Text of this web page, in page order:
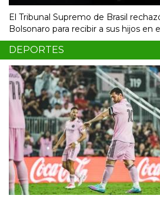
El Tribunal Supremo de Brasil
Bolsonaro para recibir a sus hijos en
DEPORTES